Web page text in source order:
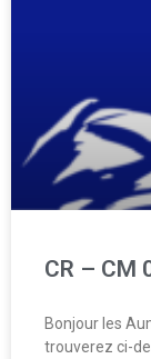
CR – CM
Bonjour les
trouverez ci-